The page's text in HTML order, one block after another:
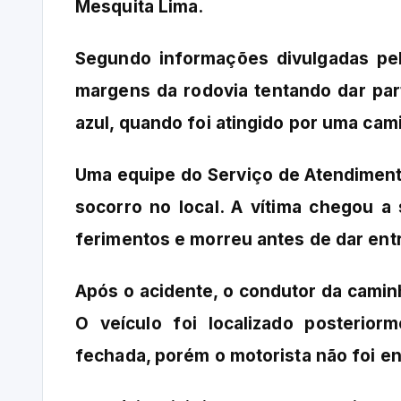
Mesquita Lima.
Segundo informações divulgadas
margens da rodovia tentando dar
azul, quando foi atingido por uma
Uma equipe do Serviço de
socorro no local. A vítima chegou a
ferimentos e morreu antes de dar
Após o acidente, o condutor da
O veículo foi localizado
fechada, porém o motorista não foi